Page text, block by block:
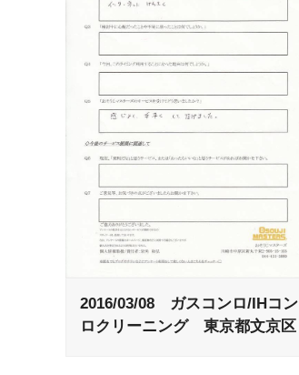
2016/03/08 ガスコンロ/IHコン
ロクリーニング 東京都文京区